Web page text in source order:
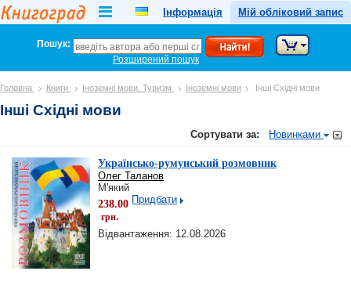
Інформація Мій обліковий запис
Пошук:
Розширений пошук
Головна Книги Іноземні мови. Туризм Іноземні мови Інші Східні мови
Інші Східні мови
Сортувати за: Новинками
Українсько-румунський розмовник
Олег Таланов
М'який
238.00
грн.
Придбати
Відвантаження: 12.08.2026